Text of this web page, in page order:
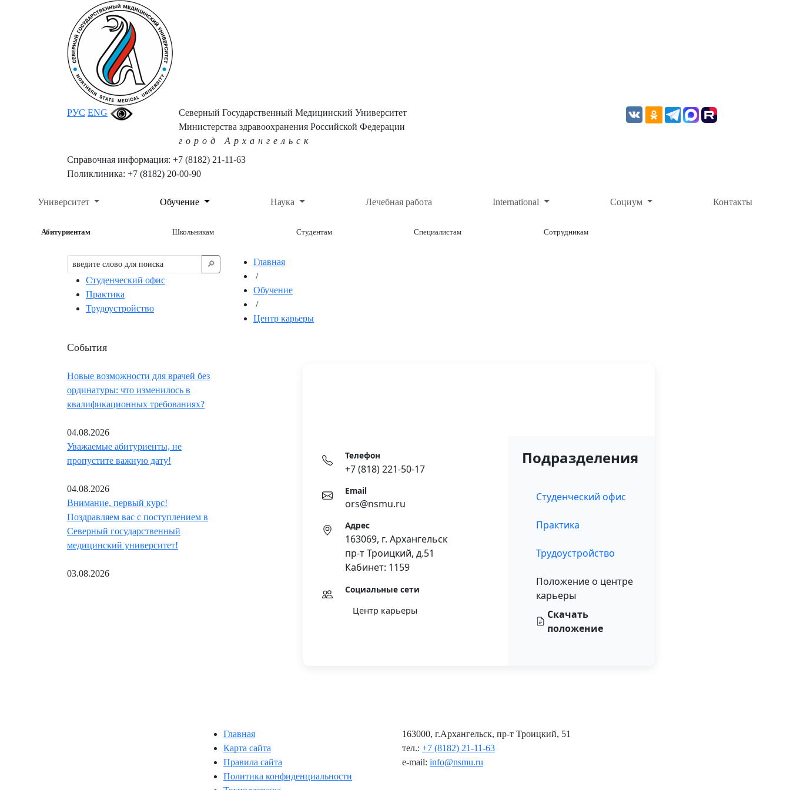
РУС ENG
Северный Государственный Медицинский Университет
Министерства здравоохранения Российской Федерации
город Архангельск
Справочная информация: +7 (8182) 21-11-63
Поликлиника: +7 (8182) 20-00-90
Университет Обучение Наука Лечебная работа International Социум Контакты
Абитуриентам Школьникам Студентам Специалистам Сотрудникам
🔎︎
Студенческий офис
Практика
Трудоустройство
События
Новые возможности для врачей без
ординатуры: что изменилось в
квалификационных требованиях?
04.08.2026
Уважаемые абитуриенты, не
пропустите важную дату!
04.08.2026
Внимание, первый курс!
Поздравляем вас с поступлением в
Северный государственный
медицинский университет!
03.08.2026
Главная
/
Обучение
/
Центр карьеры
Телефон
+7 (818) 221-50-17
Email
ors@nsmu.ru
Адрес
163069, г. Архангельск
пр-т Троицкий, д.51
Кабинет: 1159
Социальные сети
Центр карьеры
Подразделения
Студенческий офис
Практика
Трудоустройство
Положение о центре
карьеры
Скачать
положение
Главная
Карта сайта
Правила сайта
Политика конфиденциальности
163000, г.Архангельск, пр-т Троицкий, 51
тел.: +7 (8182) 21-11-63
e-mail: info@nsmu.ru